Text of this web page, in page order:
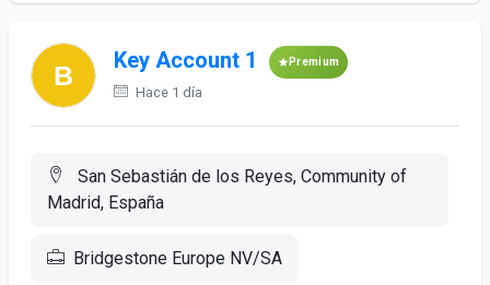
Key Account 1 Premium
Hace 1 día
San Sebastián de los Reyes, Community of
Madrid, España
Bridgestone Europe NV/SA